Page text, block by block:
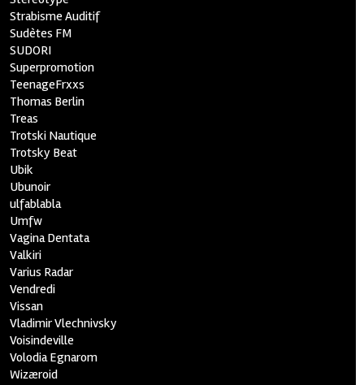
Strabisme Auditif
Sudètes FM
SUDORI
Superpromotion
TeenageFrxxs
Thomas Berlin
Treas
Trotski Nautique
Trotsky Beat
Ubik
Ubunoir
ulfablabla
Umfw
Vagina Dentata
Valkiri
Varius Radar
Vendredi
Vissan
Vladimir Vlechnivsky
Voisindeville
Volodia Egnarom
Wizæroid